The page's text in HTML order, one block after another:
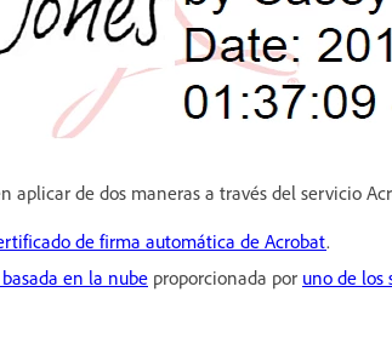
aplicar de dos maneras a través del servicio
de firma automática de Acrobat.
en la nube proporcionada por uno de los